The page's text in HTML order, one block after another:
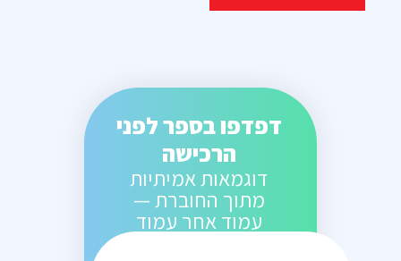
דפדפו בספר לפני
הרכישה
דוגמאות אמיתיות
מתוך החוברת —
עמוד אחר עמוד